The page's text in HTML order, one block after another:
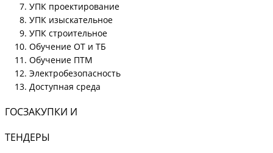
УПК проектирование
УПК изыскательное
УПК строительное
Обучение ОТ и ТБ
Обучение ПТМ
Электробезопасность
Доступная среда
ГОСЗАКУПКИ И
ТЕНДЕРЫ